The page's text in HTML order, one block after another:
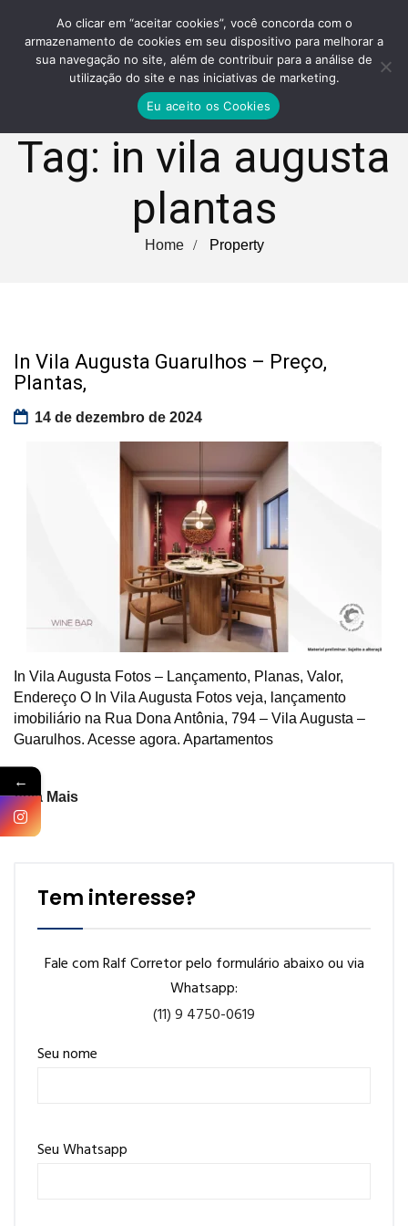
Tag: in vila augusta
plantas
Home Property
In Vila Augusta Guarulhos – Preço,
Plantas,
14 de dezembro de 2024
In Vila Augusta Fotos – Lançamento, Planas, Valor,
Endereço O In Vila Augusta Fotos veja, lançamento
imobiliário na Rua Dona Antônia, 794 – Vila Augusta –
Guarulhos. Acesse agora. Apartamentos
Veja Mais
Tem interesse?
Fale com Ralf Corretor pelo formulário abaixo ou via
Whatsapp:
(11) 9 4750-0619
Seu nome
Seu Whatsapp
←
Ao clicar em “aceitar cookies”, você concorda com o
armazenamento de cookies em seu dispositivo para melhorar a
sua navegação no site, além de contribuir para a análise de
utilização do site e nas iniciativas de marketing.
Eu aceito os Cookies